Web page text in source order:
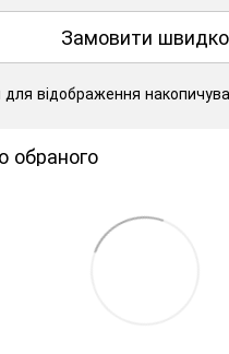
Замовити швидко
для відображення
обраного